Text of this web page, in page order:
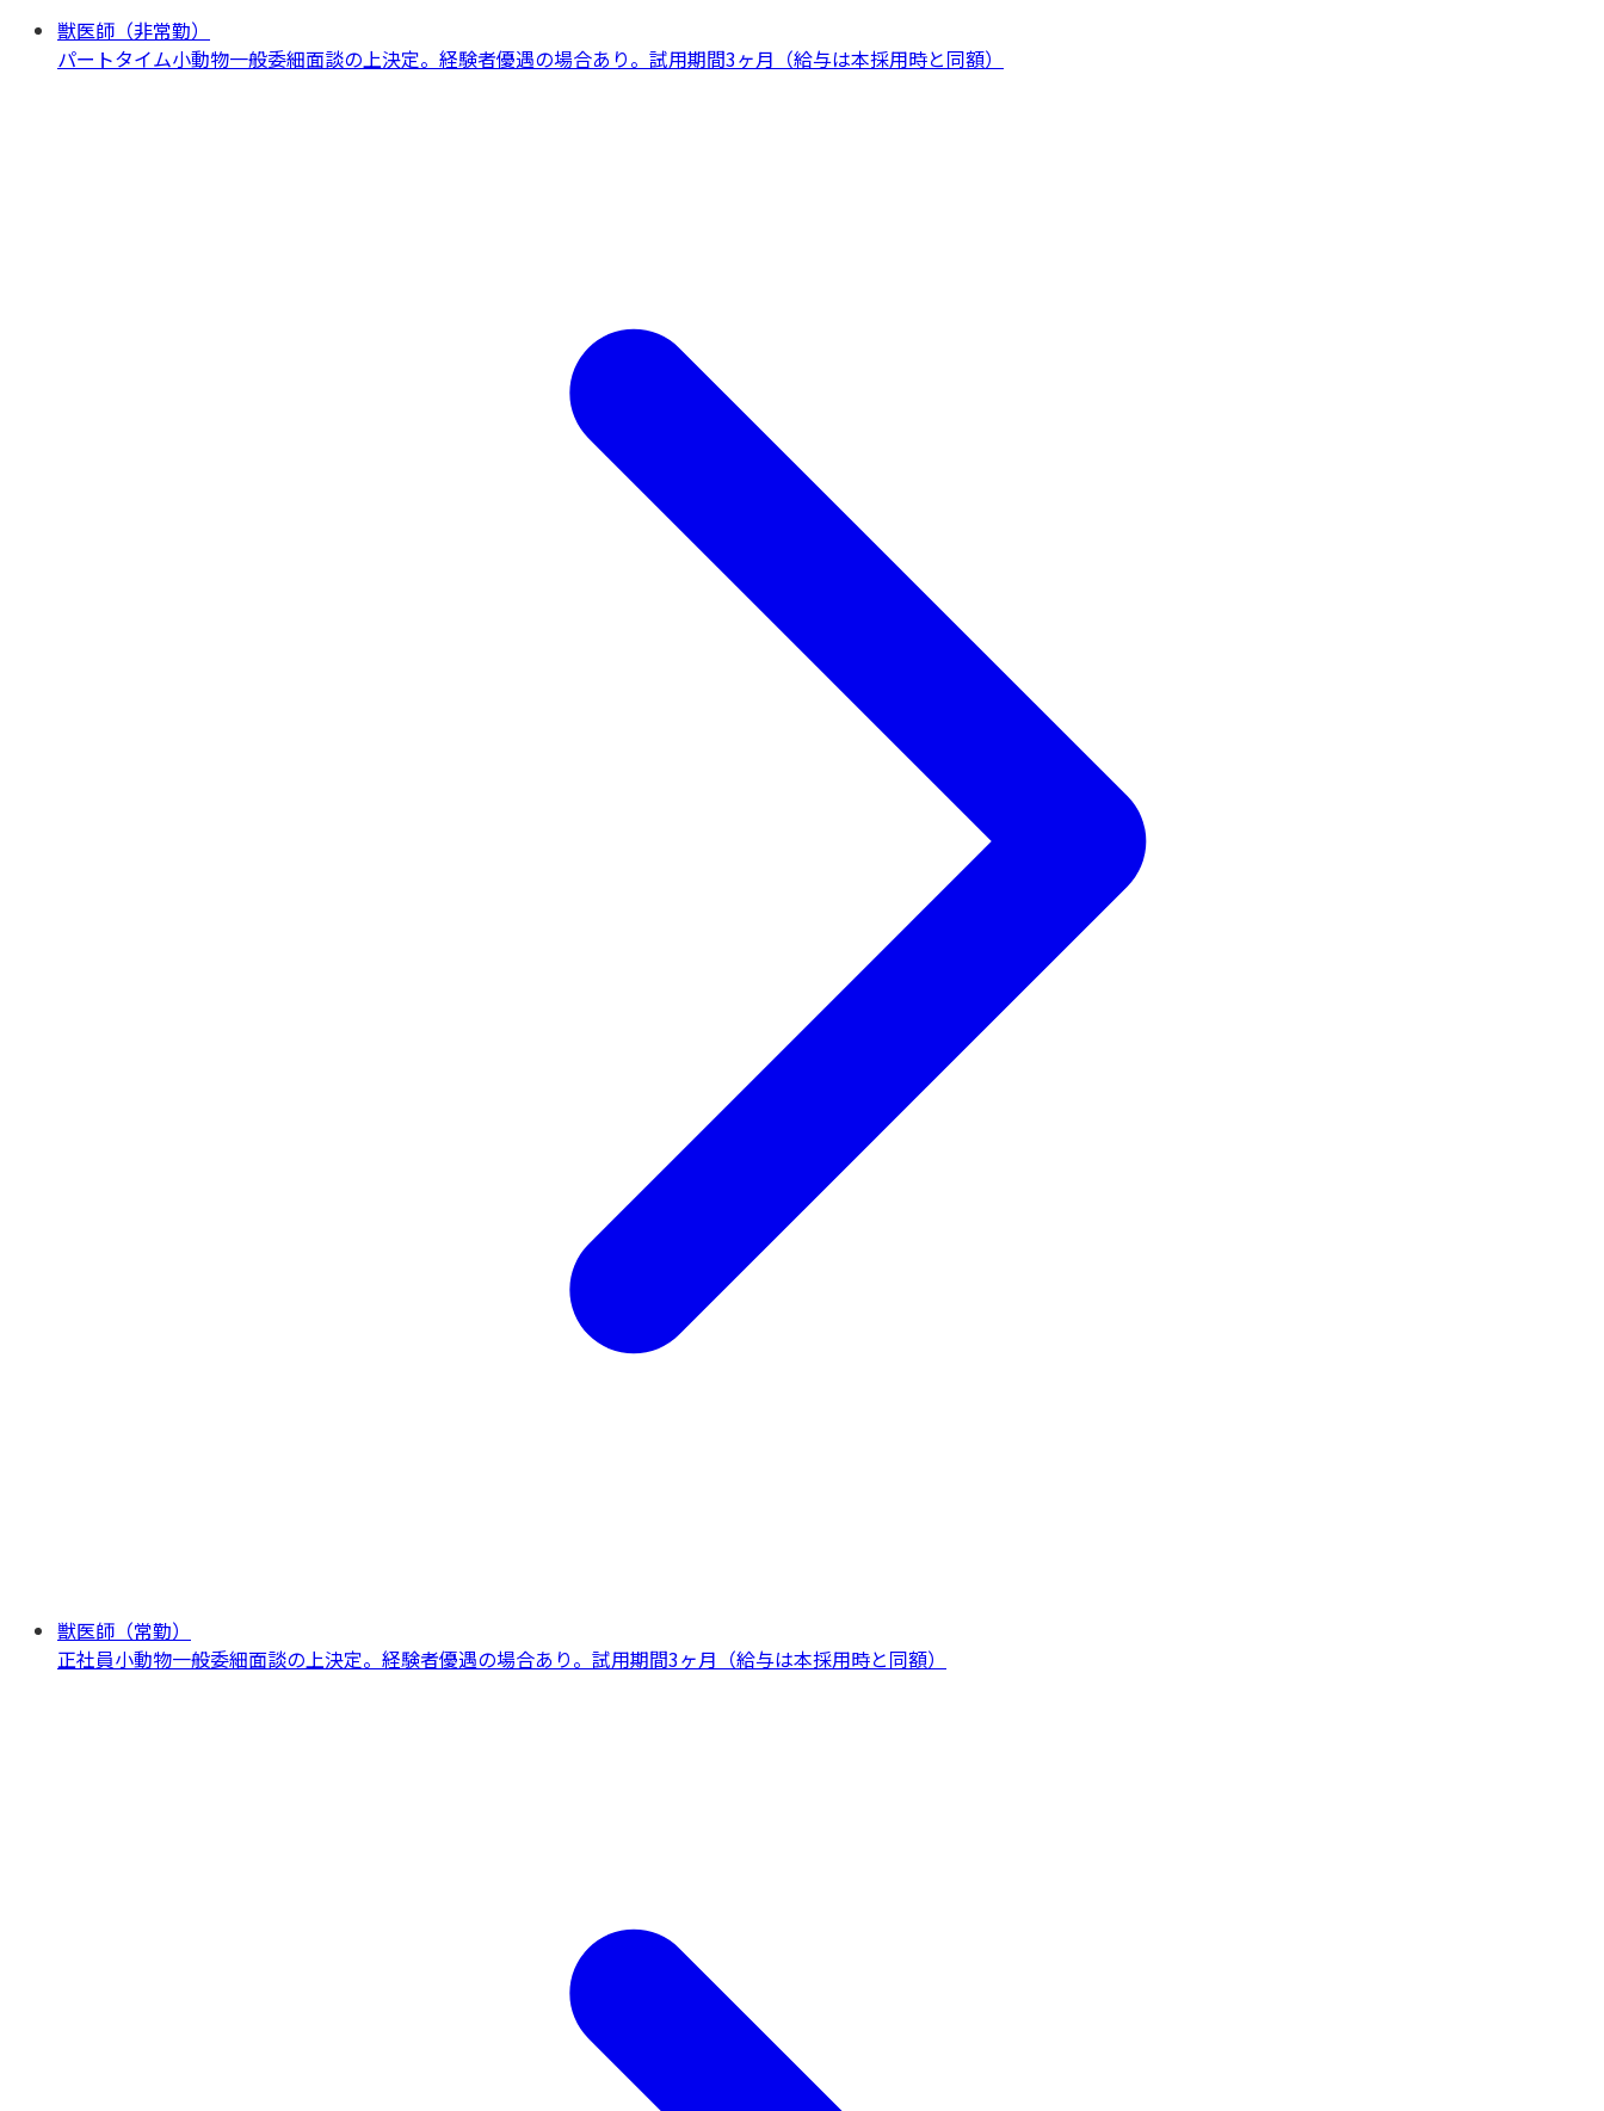
獣医師（非常勤）
パートタイム小動物一般委細面談の上決定。経験者優遇の場合あり。試用期間3ヶ月（給与は本採用時と同額）
獣医師（常勤）
正社員小動物一般委細面談の上決定。経験者優遇の場合あり。試用期間3ヶ月（給与は本採用時と同額）